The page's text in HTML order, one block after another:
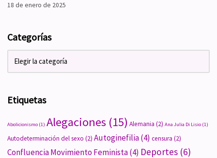
18 de enero de 2025
Categorías
Etiquetas
Abolicionismo (1) Alegaciones (15) Alemania (2) Ana Julia Di Lisio (1)
Autodeterminación del sexo (2) Autoginefilia(4) censura (2)
Confluencia Movimiento Feminista(4) Deportes (6)